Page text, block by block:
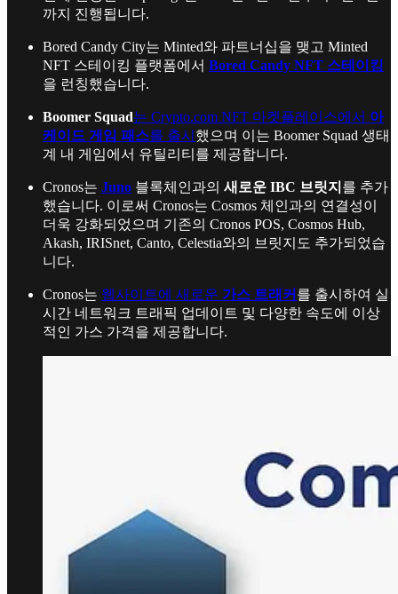
까지 진행됩니다.
Bored Candy City는 Minted와 파트너십을 맺고 Minted
NFT 스테이킹 플랫폼에서 Bored Candy NFT 스테이킹
을 런칭했습니다.
Boomer Squad는 Crypto.com NFT 마켓플레이스에서 아
케이드 게임 패스를 출시 했으며 이는 Boomer Squad 생태
계 내 게임에서 유틸리티를 제공합니다.
Cronos는 Juno 블록체인과의 새로운 IBC 브릿지 를 추가
했습니다. 이로써 Cronos는 Cosmos 체인과의 연결성이
더욱 강화되었으며 기존의 Cronos POS, Cosmos Hub,
Akash, IRISnet, Canto, Celestia와의 브릿지도 추가되었습
니다.
Cronos는 웹사이트에 새로운 가스 트래커 를 출시하여 실
시간 네트워크 트래픽 업데이트 및 다양한 속도에 이상
적인 가스 가격을 제공합니다.